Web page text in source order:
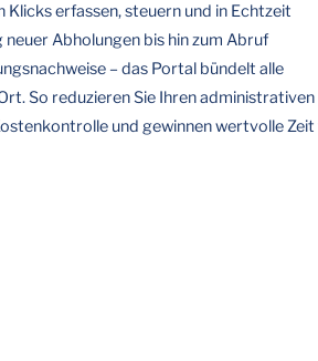
erfassen, steuern und in Echtzeit
Abholungen bis hin zum Abruf
– das Portal bündelt alle
So reduzieren Sie Ihren administrativen
und gewinnen wertvolle